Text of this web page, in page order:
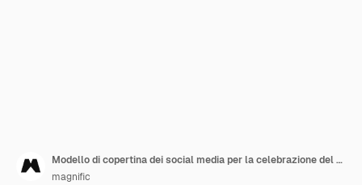
Modello di copertina dei social media per la celebrazione del giorno di San Valentino
magnific